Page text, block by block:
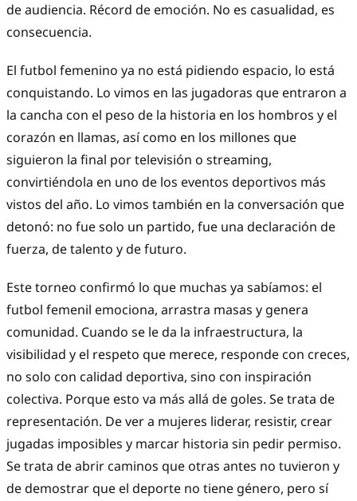
de audiencia. Récord de emoción. No es casualidad, es
consecuencia.
El futbol femenino ya no está pidiendo espacio, lo está
conquistando. Lo vimos en las jugadoras que entraron a
la cancha con el peso de la historia en los hombros y el
corazón en llamas, así como en los millones que
siguieron la final por televisión o streaming,
convirtiéndola en uno de los eventos deportivos más
vistos del año. Lo vimos también en la conversación que
detonó: no fue solo un partido, fue una declaración de
fuerza, de talento y de futuro.
Este torneo confirmó lo que muchas ya sabíamos: el
futbol femenil emociona, arrastra masas y genera
comunidad. Cuando se le da la infraestructura, la
visibilidad y el respeto que merece, responde con creces,
no solo con calidad deportiva, sino con inspiración
colectiva. Porque esto va más allá de goles. Se trata de
representación. De ver a mujeres liderar, resistir, crear
jugadas imposibles y marcar historia sin pedir permiso.
Se trata de abrir caminos que otras antes no tuvieron y
de demostrar que el deporte no tiene género, pero sí